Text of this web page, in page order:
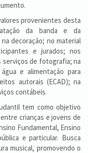
provenientes desta
da banda e da
decoração; no material
e jurados; nos
serviços de fotografia; na
e alimentação para
autorais (ECAD); na
contábeis.
tem como objetivo
crianças e jovens de
Fundamental, Ensino
e particular. Busca
musical, promovendo o